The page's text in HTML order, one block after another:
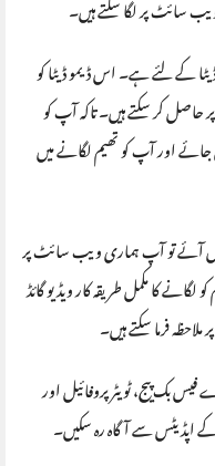
کے لئے ہے۔ اس ڈیمو ڈیٹا کو
کر سکتے ہیں۔ تاکہ آپ کو
جائے اور آپ کو تھیم لگانے میں
آئے تو آپ ہماری ویب سائٹ پر
کا مکمل طریقہ کار ویڈیو گائڈ
فرما سکتے ہیں۔
بک پیج، ٹویٹر پروفائیل اور
اپڈیٹس سے آگاہ رہ سکیں۔